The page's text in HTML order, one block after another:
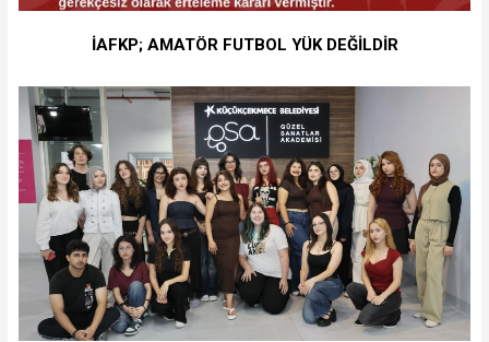
İAFKP; AMATÖR FUTBOL YÜK DEĞİLDİR